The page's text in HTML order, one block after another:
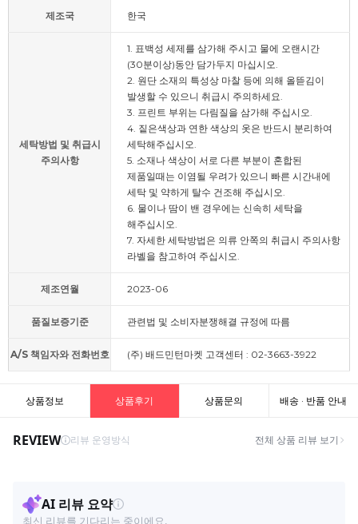
제조국 한국
세탁방법 및 취급시
주의사항
1. 표백성 세제를 삼가해 주시고 물에 오랜시간
(30분이상)동안 담가두지 마십시오.
2. 원단 소재의 특성상 마찰 등에 의해 올뜯김이
발생할 수 있으니 취급시 주의하세요.
3. 프린트 부위는 다림질을 삼가해 주십시오.
4. 짙은색상과 연한 색상의 옷은 반드시 분리하여
세탁해주십시오.
5. 소재나 색상이 서로 다른 부분이 혼합된
제품일때는 이염될 우려가 있으니 빠른 시간내에
세탁 및 약하게 탈수 건조해 주십시오.
6. 물이나 땀이 밴 경우에는 신속히 세탁을
해주십시오.
7. 자세한 세탁방법은 의류 안쪽의 취급시 주의사항
라벨을 참고하여 주십시오.
제조연월 2023-06
품질보증기준 관련법 및 소비자분쟁해결 규정에 따름
A/S 책임자와 전화번호 (주) 배드민턴마켓 고객센터 : 02-3663-3922
상품정보 상품후기 상품문의 배송 · 반품 안내